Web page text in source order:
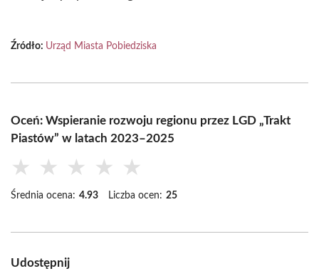
Źródło: Urząd Miasta Pobiedziska
Oceń: Wspieranie rozwoju regionu przez LGD „Trakt
Piastów” w latach 2023–2025
★ ★ ★ ★ ★
Średnia ocena: 4.93 Liczba ocen: 25
Udostępnij